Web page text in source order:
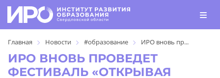
Главная Новости #образование ИРО вновь пр...
ИРО ВНОВЬ ПРОВЕДЕТ
ФЕСТИВАЛЬ «ОТКРЫВАЯ